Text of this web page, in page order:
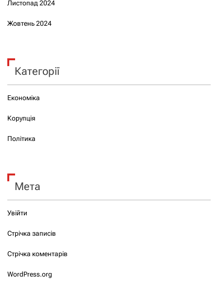
Листопад 2024
Жовтень 2024
Категорії
Економіка
Корупція
Політика
Мета
Увійти
Стрічка записів
Стрічка коментарів
WordPress.org